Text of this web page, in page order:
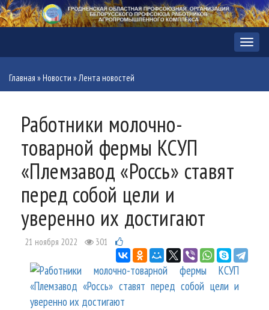
Меню
Главная »Новости »Лента новостей
Работники молочно-
товарной фермы КСУП
«Племзавод «Россь» ставят
перед собой цели и
уверенно их достигают
21 ноября 2022 301